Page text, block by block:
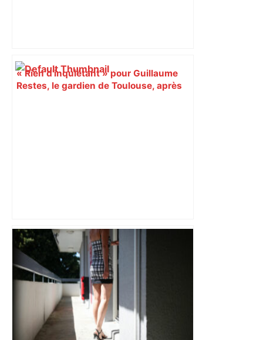
« Rien d'inquiétant » pour Guillaume
Restes, le gardien de Toulouse, après
"Ce régime n’est plus du tout légitime" :
nouveau rassemblement à Toulouse
pour soutenir la lutte du peuple iranien
– ladepeche.fr